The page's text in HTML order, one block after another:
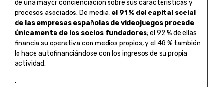
de una mayor concienciación sobre sus características y
procesos asociados. De media, el 91 % del capital social
de las empresas españolas de videojuegos procede
únicamente de los socios fundadores; el 92 % de ellas
financia su operativa con medios propios, y el 48 % también
lo hace autofinanciándose con los ingresos de su propia
actividad.
.